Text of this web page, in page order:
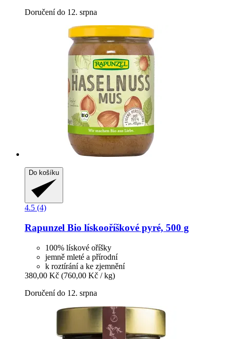
Doručení do 12. srpna
Do košíku
4.5 (4)
Rapunzel Bio lískooříškové pyré, 500 g
100% lískové oříšky
jemně mleté a přírodní
k roztírání a ke zjemnění
380,00 Kč (760,00 Kč / kg)
Doručení do 12. srpna